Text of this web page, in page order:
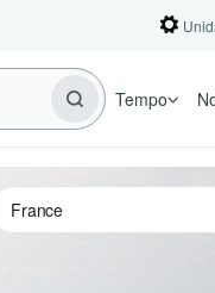
Tempo